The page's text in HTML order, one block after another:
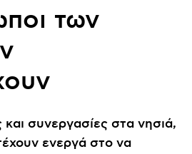
των
συνεργασίες στα νησιά,
ενεργά στο να